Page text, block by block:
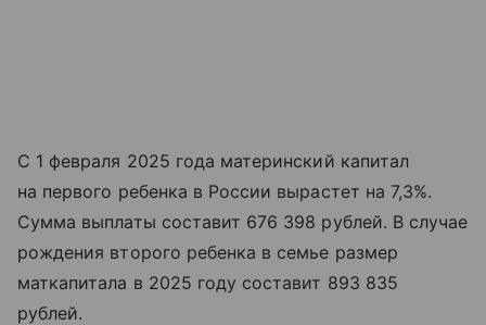
С 1 февраля 2025 года материнский капитал
на первого ребенка в России вырастет на 7,3%.
Сумма выплаты составит 676 398 рублей. В случае
рождения второго ребенка в семье размер
маткапитала в 2025 году составит 893 835
рублей.